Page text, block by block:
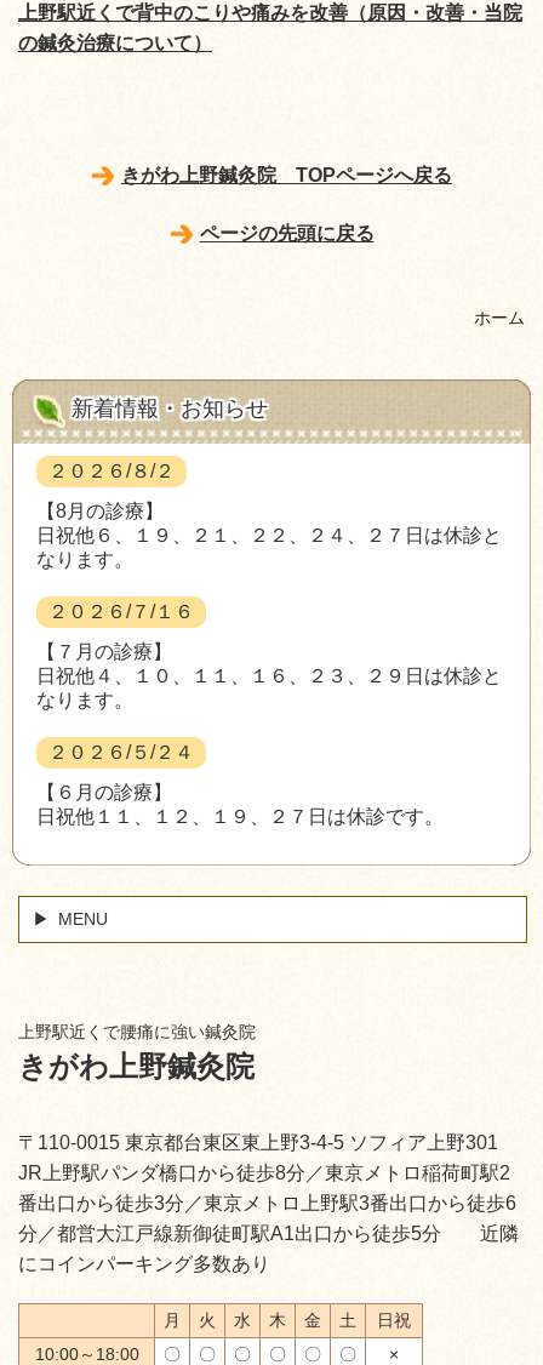
上野駅近くで背中のこりや痛みを改善（原因・改善・当院
の鍼灸治療について）
きがわ上野鍼灸院 TOPページへ戻る
ページの先頭に戻る
ホーム
新着情報・お知らせ
２０２６/８/２
【8月の診療】
日祝他６、１９、２１、２２、２４、２７日は休診と
なります。
２０２６/７/１６
【７月の診療】
日祝他４、１０、１１、１６、２３、２９日は休診と
なります。
２０２６/５/２４
【６月の診療】
日祝他１１、１２、１９、２７日は休診です。
MENU
上野駅近くで腰痛に強い鍼灸院
きがわ上野鍼灸院
〒110-0015 東京都台東区東上野3-4-5 ソフィア上野301
JR上野駅パンダ橋口から徒歩8分／東京メトロ稲荷町駅2
番出口から徒歩3分／東京メトロ上野駅3番出口から徒歩6
分／都営大江戸線新御徒町駅A1出口から徒歩5分 近隣
にコインパーキング多数あり
月 火 水 木 金 土
日祝
10:00～18:00
〇 〇 〇 〇 〇 〇 ×